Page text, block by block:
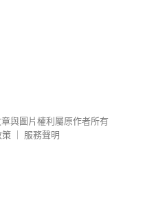
與圖片權利屬原作者所有
策
服務聲明